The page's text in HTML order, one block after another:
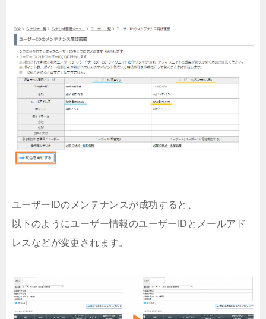
ユーザーIDのメンテナンスが成功すると、
以下のようにユーザー情報のユーザーIDとメールアド
レスなどが変更されます。